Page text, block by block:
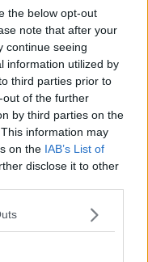
the below opt-out
note that after your
continue seeing
information utilized by
third parties prior to
of the further
by third parties on the
information may
on the IAB’s List of
disclose it to other
se l’insieme delle idee
Essa consente di
nel progetto.
in anticipo le
in equilibrio fra
una linea guida che
durante il processo
che ogni nuova
mantenendo il focus